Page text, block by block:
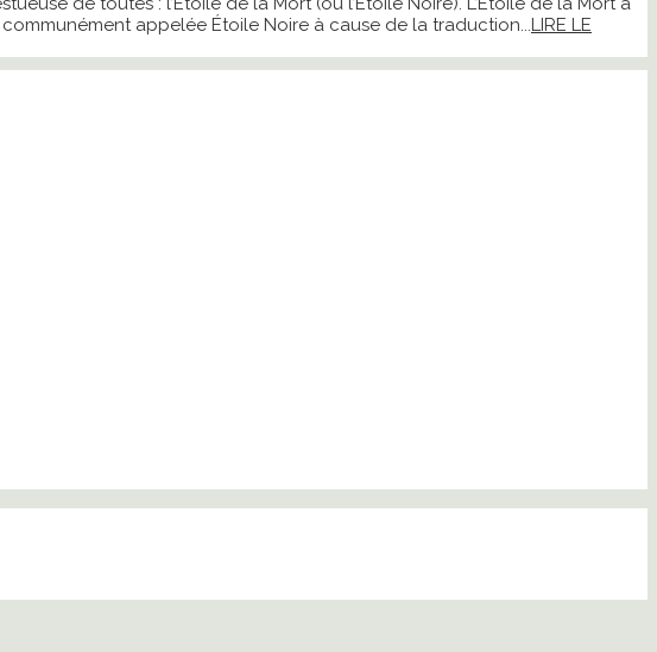
appelée Étoile Noire à cause de la traduction...LIRE LE